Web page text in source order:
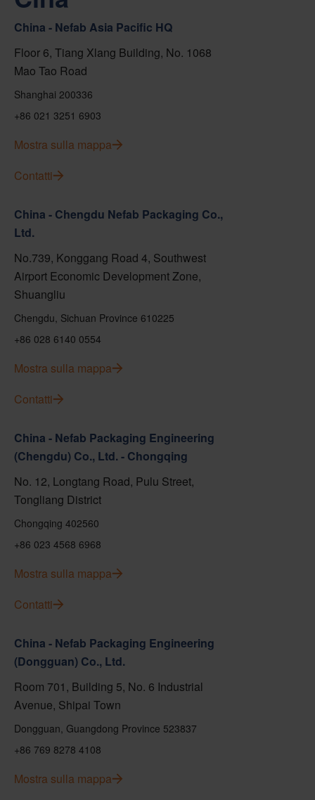
China - Nefab Asia Pacific HQ
Floor 6, Tiang Xlang Building, No. 1068
Mao Tao Road
Shanghai 200336
+86 021 3251 6903
Mostra sulla mappa
Contatti
China - Chengdu Nefab Packaging Co.,
Ltd.
No.739, Konggang Road 4, Southwest
Airport Economic Development Zone,
Shuangliu
Chengdu, Sichuan Province 610225
+86 028 6140 0554
Mostra sulla mappa
Contatti
China - Nefab Packaging Engineering
(Chengdu) Co., Ltd. - Chongqing
No. 12, Longtang Road, Pulu Street,
Tongliang District
Chongqing 402560
+86 023 4568 6968
Mostra sulla mappa
Contatti
China - Nefab Packaging Engineering
(Dongguan) Co., Ltd.
Room 701, Building 5, No. 6 Industrial
Avenue, Shipai Town
Dongguan, Guangdong Province 523837
+86 769 8278 4108
Mostra sulla mappa